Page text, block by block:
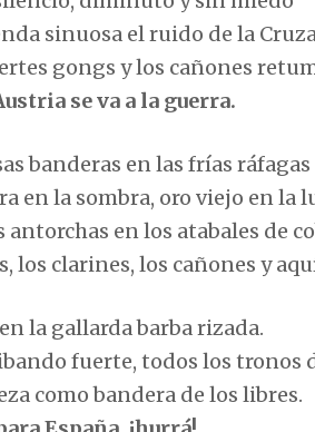
sinuosa el ruido de la
gongs y los cañones
se va a la guerra.
banderas en las frías
en la sombra, oro viejo en la
antorchas en los atabales de
los clarines, los cañones y
la gallarda barba rizada.
fuerte, todos los tronos
como bandera de los libres.